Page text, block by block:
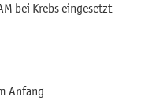
bei Krebs eingesetzt
Anfang